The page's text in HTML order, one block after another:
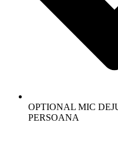
OPTIONAL MIC
PERSOANA